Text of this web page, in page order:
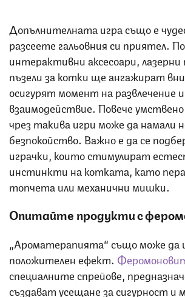
Допълнителната игра също е
разсеете гальовния си приятел.
интерактивни аксесоари, лазерни
пъзели за котки ще ангажират
осигурят момент на развлечение
взаимодействие. Повече
чрез такива игри може да намали
безпокойство. Важно е да се
играчки, които стимулират
инстинкти на котката, като
топчета или механични мишки.
Опитайте продукти с
„Ароматерапията“ също може да
положителен ефект.
специалните спрейове,
създават усещане за сигурност и